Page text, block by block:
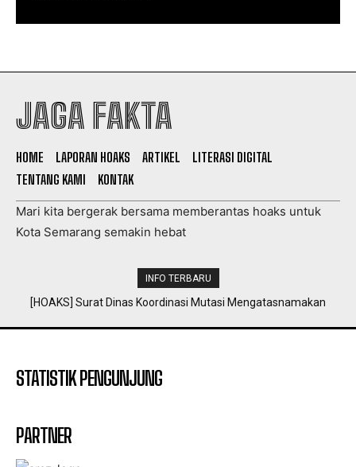
JAGA FAKTA
HOME LAPORAN HOAKS ARTIKEL
LITERASI DIGITAL
TENTANG KAMI
KONTAK
Mari kita bergerak bersama memberantas hoaks untuk
Kota Semarang semakin hebat
INFO TERBARU
[HOAKS] Surat Dinas Koordinasi Mutasi Mengatasnamakan
STATISTIK PENGUNJUNG
PARTNER